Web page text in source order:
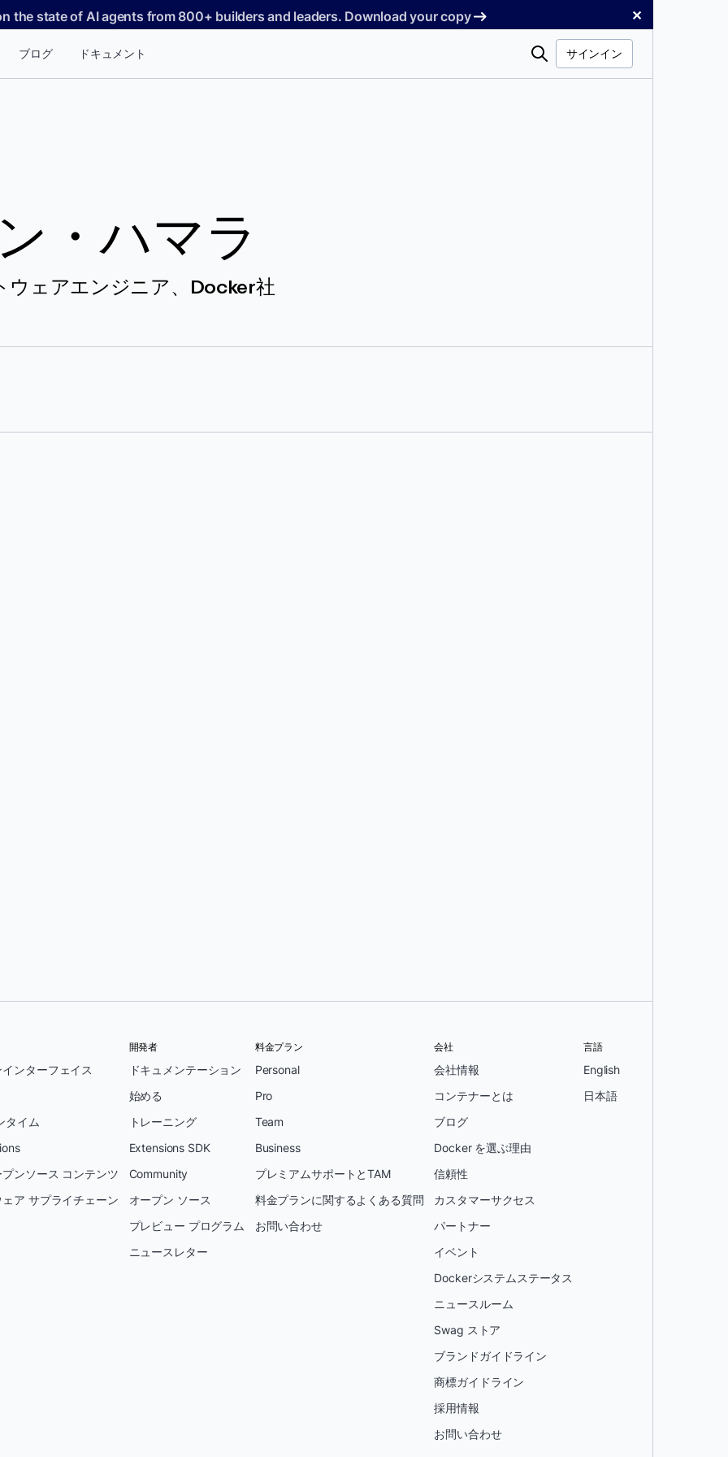
the state of AI agents from 800+ builders and leaders. Download your copy ✕
ブログ ドキュメント
検
サインイン
・ハマラ
ウェアエンジニア、Docker社
ンターフェイス
タイム
ンソース コンテンツ
ア サプライチェーン
開発者
ドキュメンテーション
始める
トレーニング
Extensions SDK
Community
オープン ソース
プレビュー プログラム
ニュースレター
料金プラン
Personal
Pro
Team
Business
プレミアムサポートとTAM
料金プランに関するよくある質問
お問い合わせ
会社
会社情報
コンテナーとは
ブログ
Docker を選ぶ理由
信頼性
カスタマーサクセス
パートナー
イベント
Dockerシステムステータス
ニュースルーム
Swag ストア
ブランドガイドライン
商標ガイドライン
採用情報
お問い合わせ
言語
English
日本語